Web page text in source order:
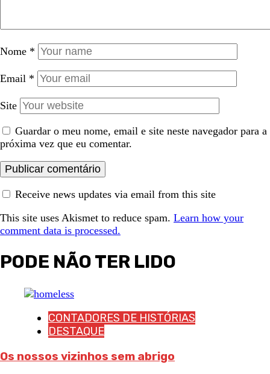
Nome *
Email *
Site
Guardar o meu nome, email e site neste navegador para a
próxima vez que eu comentar.
Receive news updates via email from this site
This site uses Akismet to reduce spam. Learn how your
comment data is processed.
PODE NÃO TER LIDO
CONTADORES DE HISTÓRIAS
DESTAQUE
Os nossos vizinhos sem abrigo